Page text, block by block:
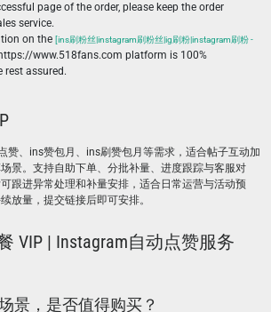
page of the order, please keep the order
service.
on the [ins刷粉丝|instagram刷粉丝|ig刷粉|instagram刷粉 -
https://www.518fans.com platform is 100%
rest assured.
赞、ins赞包月、ins刷赞包月等需求，适合帖子互动加
景。支持自助下单、分批补量、进度跟踪与客服对
跟进异常处理和补量安排，适合日常运营与活动预
放量，提交链接后即可安排。
VIP | Instagram自动点赞服务
景，是否值得购买？